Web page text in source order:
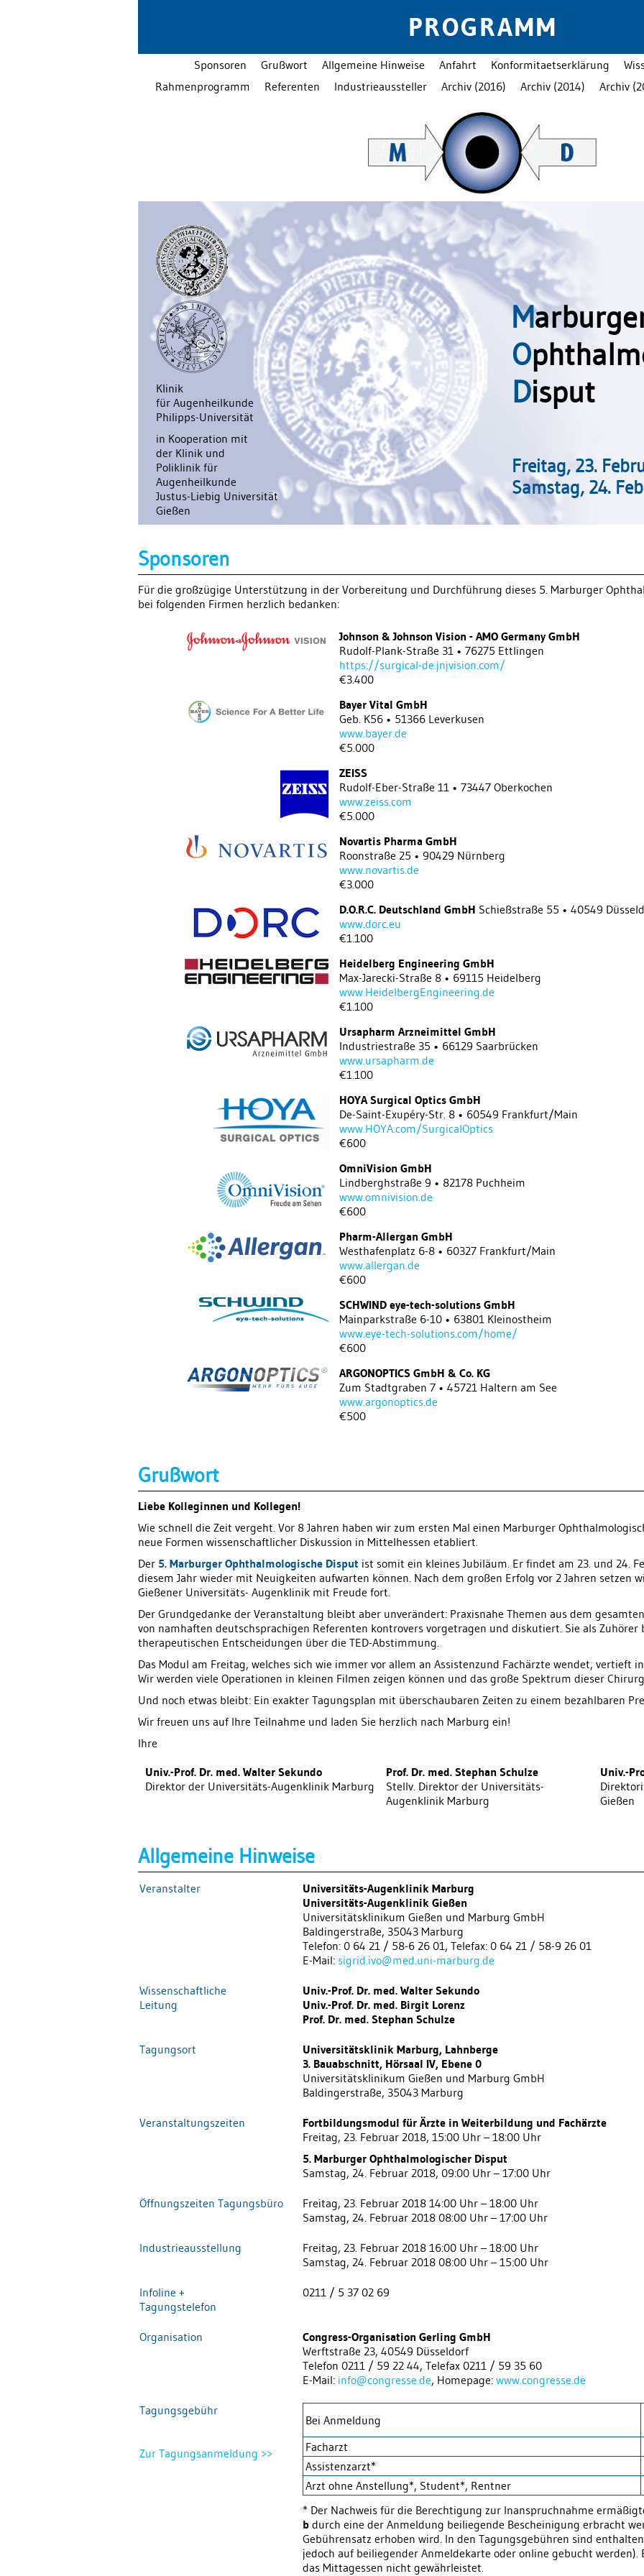
PROGRAMM
Sponsoren Grußwort Allgemeine Hinweise Anfahrt Konformitaetserklärung
Rahmenprogramm
Referenten Industrieaussteller Archiv (2016) Archiv (2014) Archiv
M
O
Disput
Freitag, 23.
Samstag, 24.
Klinik
für Augenheilkunde
Philipps-Universität
in Kooperation mit
der Klinik und
Poliklinik für
Augenheilkunde
Justus-Liebig Universität
Gießen
Sponsoren
Für die großzügige Unterstützung in der Vorbereitung und Durchführung dieses 5. Marburger
bei folgenden Firmen herzlich bedanken:
Johnson & Johnson Vision - AMO Germany GmbH
Rudolf-Plank-Straße 31 • 76275 Ettlingen
https://surgical-de.jnjvision.com/
€3.400
Bayer Vital GmbH
Geb. K56 • 51366 Leverkusen
www.bayer.de
€5.000
ZEISS
Rudolf-Eber-Straße 11 • 73447 Oberkochen
www.zeiss.com
€5.000
Novartis Pharma GmbH
Roonstraße 25 • 90429 Nürnberg
www.novartis.de
€3.000
D.O.R.C. Deutschland GmbH Schießstraße 55 • 40549
www.dorc.eu
€1.100
Heidelberg Engineering GmbH
Max-Jarecki-Straße 8 • 69115 Heidelberg
www.HeidelbergEngineering.de
€1.100
Ursapharm Arzneimittel GmbH
Industriestraße 35 • 66129 Saarbrücken
www.ursapharm.de
€1.100
HOYA Surgical Optics GmbH
De-Saint-Exupéry-Str. 8 • 60549 Frankfurt/Main
www.HOYA.com/SurgicalOptics
€600
OmniVision GmbH
Lindberghstraße 9 • 82178 Puchheim
www.omnivision.de
€600
Pharm-Allergan GmbH
Westhafenplatz 6-8 • 60327 Frankfurt/Main
www.allergan.de
€600
SCHWIND eye-tech-solutions GmbH
Mainparkstraße 6-10 • 63801 Kleinostheim
www.eye-tech-solutions.com/home/
€600
ARGONOPTICS GmbH & Co. KG
Zum Stadtgraben 7 • 45721 Haltern am See
www.argonoptics.de
€500
Grußwort
Liebe Kolleginnen und Kollegen!
Wie schnell die Zeit vergeht. Vor 8 Jahren haben wir zum ersten Mal einen Marburger
neue Formen wissenschaftlicher Diskussion in Mittelhessen etabliert.
Der 5. Marburger Ophthalmologische Disput ist somit ein kleines Jubiläum. Er findet am 23. und 24.
diesem Jahr wieder mit Neuigkeiten aufwarten können. Nach dem großen Erfolg vor 2 Jahren setzen
Gießener Universitäts- Augenklinik mit Freude fort.
Der Grundgedanke der Veranstaltung bleibt aber unverändert: Praxisnahe Themen aus dem
von namhaften deutschsprachigen Referenten kontrovers vorgetragen und diskutiert. Sie als
therapeutischen Entscheidungen über die TED-Abstimmung.
Das Modul am Freitag, welches sich wie immer vor allem an Assistenzund Fachärzte wendet, vertieft
Wir werden viele Operationen in kleinen Filmen zeigen können und das große Spektrum dieser
Und noch etwas bleibt: Ein exakter Tagungsplan mit überschaubaren Zeiten zu einem bezahlbaren
Wir freuen uns auf Ihre Teilnahme und laden Sie herzlich nach Marburg ein!
Ihre
Univ.-Prof. Dr. med. Walter Sekundo
Direktor der Universitäts-Augenklinik Marburg
Prof. Dr. med. Stephan Schulze
Stellv. Direktor der Universitäts-
Augenklinik Marburg
Univ.-
Gießen
Allgemeine Hinweise
Veranstalter
Universitäts-Augenklinik Marburg
Universitäts-Augenklinik Gießen
Universitätsklinikum Gießen und Marburg GmbH
Baldingerstraße, 35043 Marburg
Telefon: 0 64 21 / 58-6 26 01, Telefax: 0 64 21 / 58-9 26 01
E-Mail: sigrid.ivo@med.uni-marburg.de
Wissenschaftliche
Leitung
Univ.-Prof. Dr. med. Walter Sekundo
Univ.-Prof. Dr. med. Birgit Lorenz
Prof. Dr. med. Stephan Schulze
Tagungsort
Universitätsklinik Marburg, Lahnberge
3. Bauabschnitt, Hörsaal IV, Ebene 0
Universitätsklinikum Gießen und Marburg GmbH
Baldingerstraße, 35043 Marburg
Veranstaltungszeiten
Fortbildungsmodul für Ärzte in Weiterbildung und Fachärzte
Freitag, 23. Februar 2018, 15:00 Uhr – 18:00 Uhr
5. Marburger Ophthalmologischer Disput
Samstag, 24. Februar 2018, 09:00 Uhr – 17:00 Uhr
Öffnungszeiten Tagungsbüro
Freitag, 23. Februar 2018 14:00 Uhr – 18:00 Uhr
Samstag, 24. Februar 2018 08:00 Uhr – 17:00 Uhr
Industrieausstellung
Freitag, 23. Februar 2018 16:00 Uhr – 18:00 Uhr
Samstag, 24. Februar 2018 08:00 Uhr – 15:00 Uhr
Infoline +
Tagungstelefon
0211 / 5 37 02 69
Organisation
Congress-Organisation Gerling GmbH
Werftstraße 23, 40549 Düsseldorf
Telefon 0211 / 59 22 44, Telefax 0211 / 59 35 60
E-Mail: info@congresse.de, Homepage: www.congresse.de
Tagungsgebühr
Zur Tagungsanmeldung >>
Bei Anmeldung
Facharzt
Assistenzarzt*
Arzt ohne Anstellung*, Student*, Rentner
* Der Nachweis für die Berechtigung zur Inanspruchnahme
b durch eine der Anmeldung beiliegende Bescheinigung erbracht
Gebührensatz erhoben wird. In den Tagungsgebühren sind
jedoch auf beiliegender Anmeldekarte oder online gebucht
das Mittagessen nicht gewährleistet.